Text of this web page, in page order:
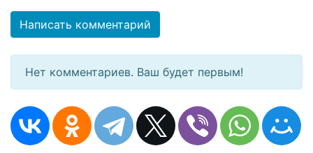
Написать комментарий
Нет комментариев. Ваш будет первым!